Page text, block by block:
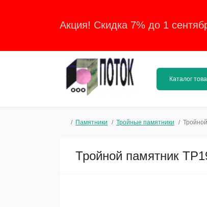
Акция! Скидка 7% до 1
Каталог
Памятники Тройные памятники
Тройной памятник